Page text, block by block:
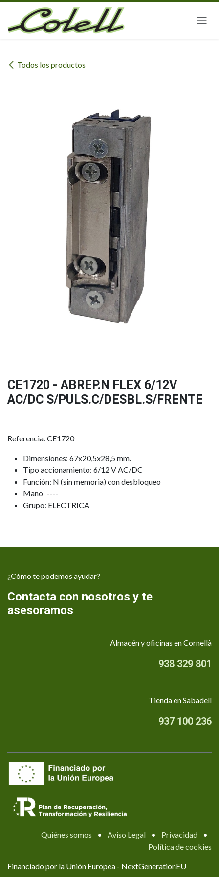
Ir al contenido
Todos los productos
CE1720 - ABREP.N FLEX 6/12V
AC/DC S/PULS.C/DESBL.S/FRENTE
Referencia: CE1720
Dimensiones: 67x20,5x28,5 mm.
Tipo accionamiento: 6/12 V AC/DC
Función: N (sin memoria) con desbloqueo
Mano: ----
Grupo: ELECTRICA
¿Cómo te podemos ayudar?
Contacta con nosotros y te
asesoramos
Almacén y oficinas en Cornellà
938 329 801
Tienda en Sabadell
937 100 236
Quiénes somos • Aviso Legal • Privacidad
•
Política de cookies
Financiado por la Unión Europea - NextGenerationEU